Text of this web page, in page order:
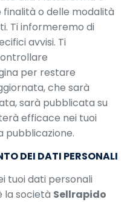
finalità o delle modalità
Ti informeremo di
avvisi. Ti
per restare
che sarà
sarà pubblicata su
efficace nei tuoi
pubblicazione.
DEI DATI PERSONALI
tuoi dati personali
la società Sellrapido